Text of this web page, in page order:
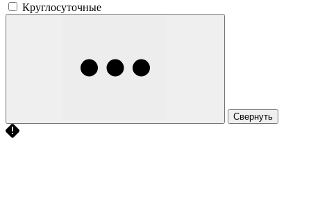
Круглосуточные
Свернуть